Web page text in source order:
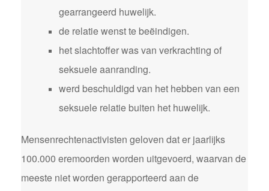
gearrangeerd huwelijk.
de relatie wenst te beëindigen.
het slachtoffer was van verkrachting of
seksuele aanranding.
werd beschuldigd van het hebben van een
seksuele relatie buiten het huwelijk.
Mensenrechtenactivisten geloven dat er jaarlijks
100.000 eremoorden worden uitgevoerd, waarvan de
meeste niet worden gerapporteerd aan de